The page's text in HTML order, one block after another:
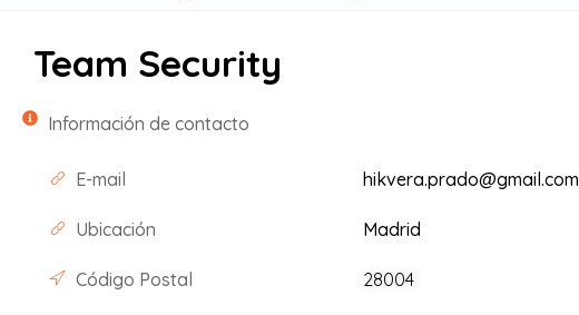
Team Security
Información de contacto
E-mail hikvera.prado@gmail.com
Ubicación Madrid
Código Postal 28004